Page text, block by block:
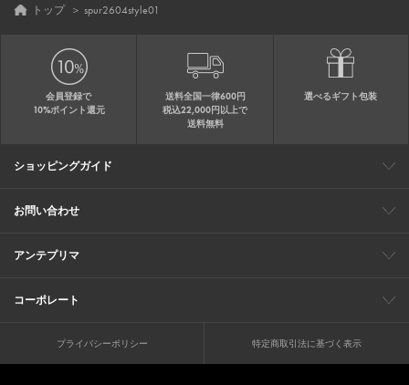
トップ ＞ spur2604style01
会員登録で
10%ポイント還元
送料全国一律600円
税込22,000円以上で
送料無料
選べるギフト包装
ショッピングガイド
会員特典
ご購入・配送について
返品について
ギフト包装
FAQ
サイトマップ
お問い合わせ
メールでのお問い合わせ
お修理についてのお問い合わせ
お休みさせていただきます
アンテプリマ
ブランドサイト
ショップリスト
ワイヤーバッグについて
特集
オンラインストアニュース
コーポレート
プライバシーポリシー 特定商取引法に基づく表示